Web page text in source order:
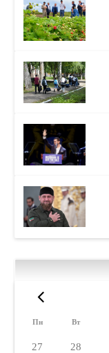
Пн Вт
27 28